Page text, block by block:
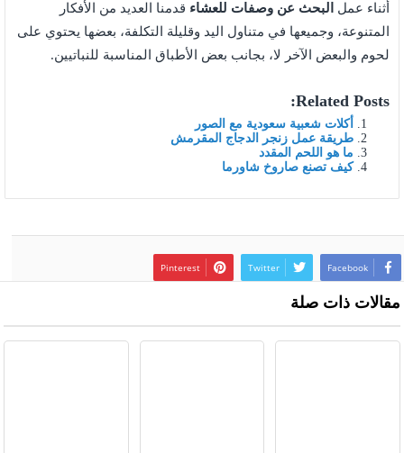
أثناء عمل البحث عن وصفات للعشاء قدمنا العديد من الأفكار
المتنوعة، وجميعها في متناول اليد وقليلة التكلفة، بعضها يحتوي على
لحوم والبعض الآخر لا، بجانب بعض الأطباق المناسبة للنباتيين.
Related Posts:
أكلات شعبية سعودية مع الصور
طريقة عمل زنجر الدجاج المقرمش
ما هو اللحم المقدد
كيف تصنع صاروخ شاورما
Facebook
Twitter
Pinterest
مقالات ذات صلة